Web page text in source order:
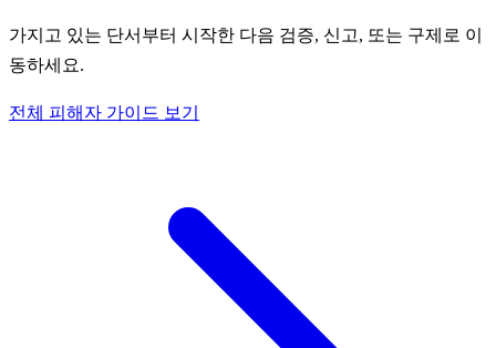
가지고 있는 단서부터 시작한 다음 검증, 신고, 또는 구제로 이
동하세요.
전체 피해자 가이드 보기